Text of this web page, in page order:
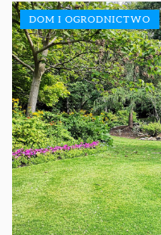
DOM I OGRODNICTWO